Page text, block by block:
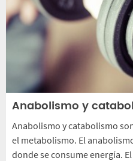
Anabolismo y
Anabolismo y catabolismo
el metabolismo. El
donde se consume energía.